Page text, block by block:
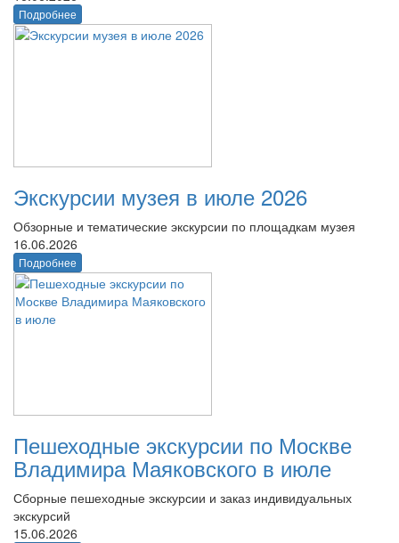
Подробнее
Экскурсии музея в июле 2026
Обзорные и тематические экскурсии по площадкам музея
16.06.2026
Подробнее
Пешеходные экскурсии по Москве
Владимира Маяковского в июле
Сборные пешеходные экскурсии и заказ индивидуальных
экскурсий
15.06.2026